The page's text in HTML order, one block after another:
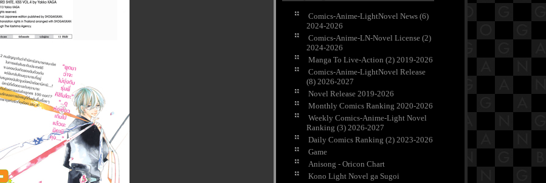
Comics-Anime-LightNovel News (6)
2024-2026
Comics-Anime-LN-Novel License (2)
2024-2026
Manga To Live-Action (2) 2019-2026
Comics-Anime-LightNovel Release
(8) 2026-2027
Novel Release 2019-2026
Monthly Comics Ranking 2020-2026
Weekly Comics-Anime-Light Novel
Ranking (3) 2026-2027
Daily Comics Ranking (2) 2023-2026
Game
Anisong - Oricon Chart
Kono Light Novel ga Sugoi